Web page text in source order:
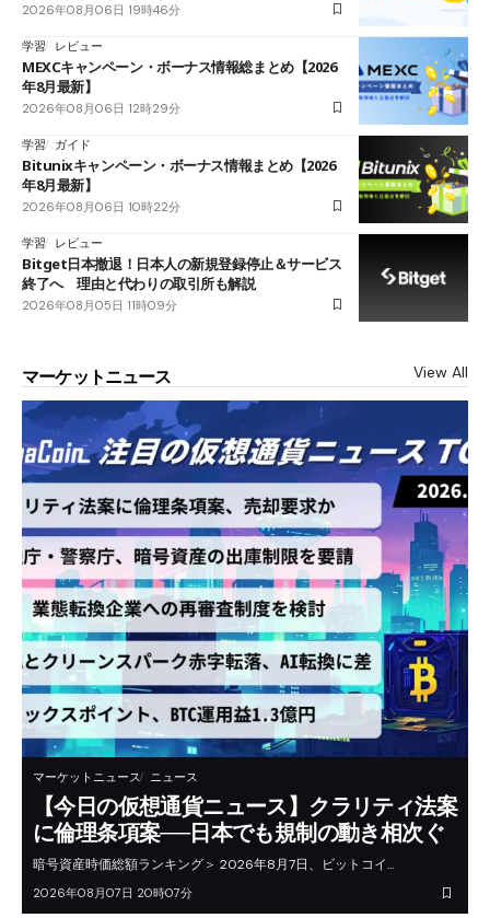
2026年08月06日 19時46分
学習 レビュー
MEXCキャンペーン・ボーナス情報総まとめ【2026
年8月最新】
2026年08月06日 12時29分
学習 ガイド
Bitunixキャンペーン・ボーナス情報まとめ【2026
年8月最新】
2026年08月06日 10時22分
学習 レビュー
Bitget日本撤退！日本人の新規登録停止＆サービス
終了へ 理由と代わりの取引所も解説
2026年08月05日 11時09分
マーケットニュース View All
マーケットニュース ニュース
【今日の仮想通貨ニュース】クラリティ法案
に倫理条項案──日本でも規制の動き相次ぐ
暗号資産時価総額ランキング＞ 2026年8月7日、ビットコイ…
2026年08月07日 20時07分